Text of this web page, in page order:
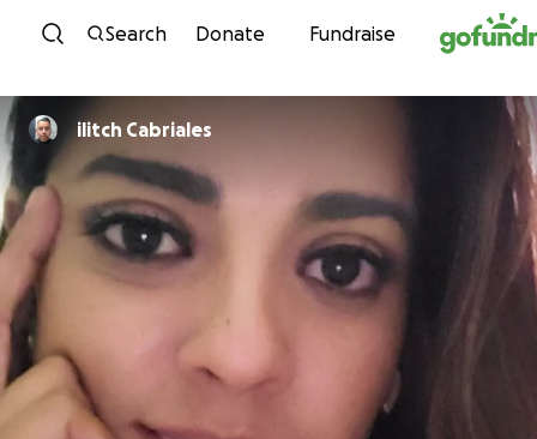
Skip to content
Search Donate Fundraise
ilitch Cabriales